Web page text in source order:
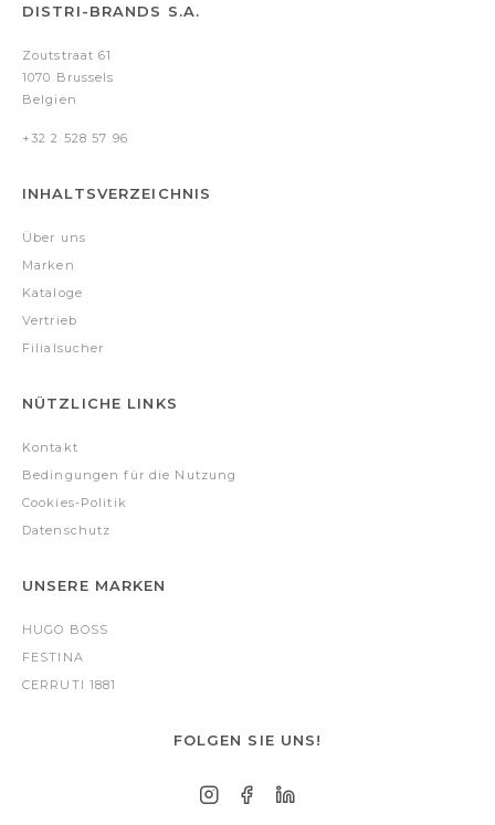
DISTRI-BRANDS S.A.
Zoutstraat 61
1070 Brussels
Belgien
+32 2 528 57 96
INHALTSVERZEICHNIS
Über uns
Marken
Kataloge
Vertrieb
Filialsucher
NÜTZLICHE LINKS
Kontakt
Bedingungen für die Nutzung
Cookies-Politik
Datenschutz
UNSERE MARKEN
HUGO BOSS
FESTINA
CERRUTI 1881
FOLGEN SIE UNS!